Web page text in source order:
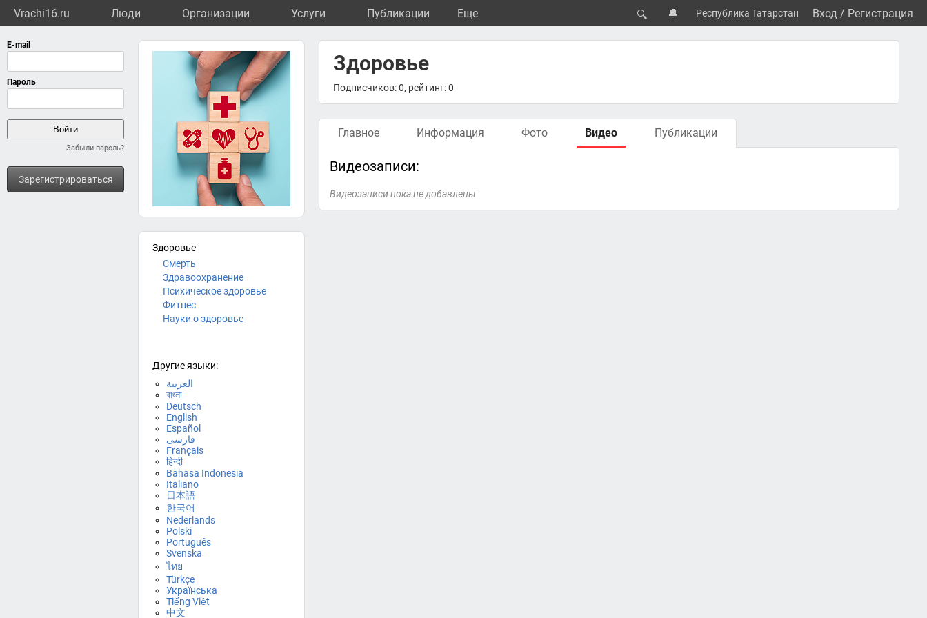
Vrachi16.ru Люди Организации Услуги Публикации Eще 🔍 🔔 Республика Татарстан Вход / Регистрация
Забыли пароль?
Зарегистрироваться
Здоровье
Смерть
Здравоохранение
Психическое здоровье
Фитнес
Науки о здоровье
Другие языки:
العربية
বাংলা
Deutsch
English
Español
فارسی
Français
हिन्दी
Bahasa Indonesia
Italiano
日本語
한국어
Nederlands
Polski
Português
Svenska
ไทย
Türkçe
Українська
Tiếng Việt
中文
Здоровье
Подписчиков: 0, рейтинг: 0
Главное Информация Фото Видео Публикации
Видеозаписи:
Видеозаписи пока не добавлены